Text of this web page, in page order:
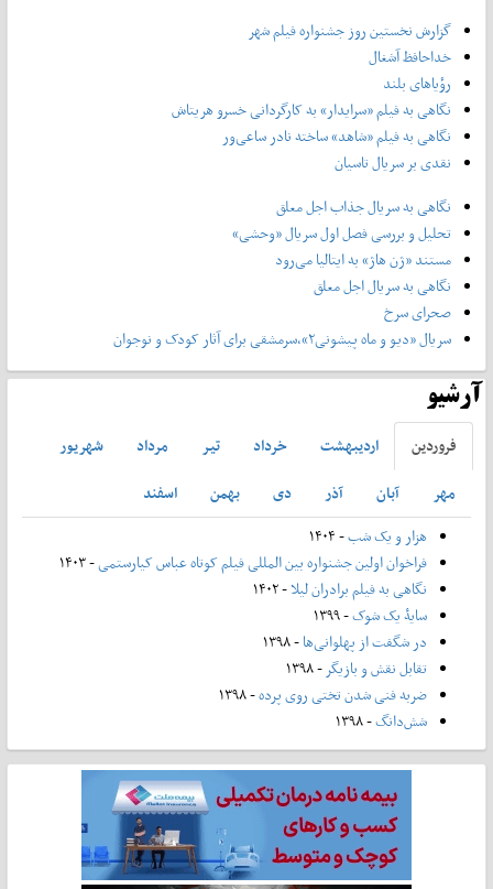
گزارش نخستین روز جشنواره فیلم شهر
خداحافظ آشغال
رؤیاهای بلند
نگاهی به فیلم «سرایدار» به کارگردانی خسرو هریتاش
نگاهی به فیلم «شاهد» ساخته نادر ساعی‌ور
نقدی بر سریال تاسیان
نگاهی به سریال جذاب اجل معلق
تحلیل و بررسی فصل اول سریال «وحشی»
مستند «ژن هاژ» به ایتالیا می‌رود
نگاهی به سریال اجل معلق
صحرای سرخ
سریال «دیو و ماه پیشونی۲»،سرمشقی برای آثار کودک و نوجوان
آرشیو
فروردين ارديبهشت خرداد تير مرداد
شهريور
مهر
آبان آذر دی بهمن
اسفند
هزار و یک شب- ۱۴۰۴
فراخوان اولین جشنواره بین المللی فیلم کوتاه عباس کیارستمی- ۱۴۰۳
نگاهی به فیلم برادران لیلا- ۱۴۰۲
سایۀ یک شوک- ۱۳۹۹
در شگفت از پهلوانی‌ها- ۱۳۹۸
تقابل نقش و بازیگر- ۱۳۹۸
ضربه فنی شدن تختی روی پرده- ۱۳۹۸
شش‌دانگ- ۱۳۹۸